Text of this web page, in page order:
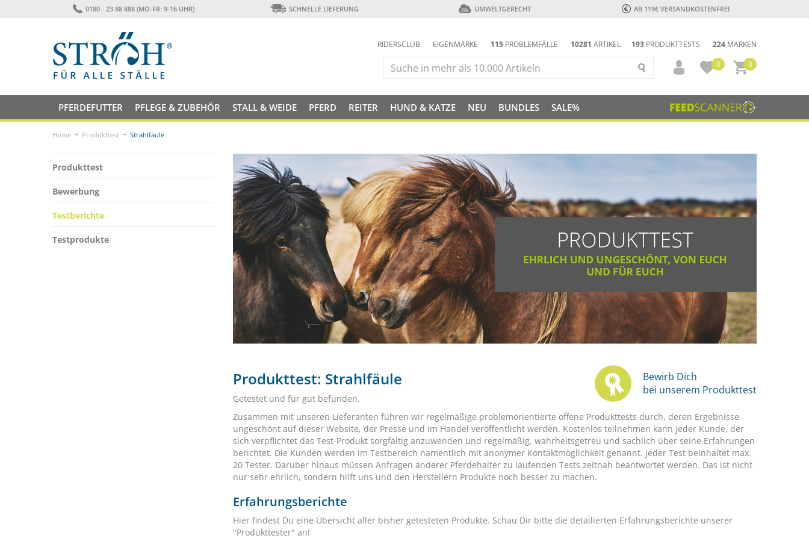
0180 - 23 88 888 (MO-FR: 9-16 UHR) SCHNELLE LIEFERUNG UMWELTGERECHT AB 119€ VERSANDKOSTENFREI
193 PRODUKTTESTS 224 MARKEN
RIDERSCLUB EIGENMARKE 115 PROBLEMFÄLLE 10281 ARTIKEL
0
0
PFERDEFUTTER PFLEGE & ZUBEHÖR STALL & WEIDE PFERD REITER HUND & KATZE NEU BUNDLES SALE%
Home Produkttest Strahlfäule
Produkttest
Bewerbung
Testberichte
Testprodukte
Produkttest: Strahlfäule
Getestet und für gut befunden.
Bewirb Dich
bei unserem Produkttest
Zusammen mit unseren Lieferanten führen wir regelmäßige problemorientierte offene Produkttests durch, deren Ergebnisse
ungeschönt auf dieser Website, der Presse und im Handel veröffentlicht werden. Kostenlos teilnehmen kann jeder Kunde, der
sich verpflichtet das Test-Produkt sorgfältig anzuwenden und regelmäßig, wahrheitsgetreu und sachlich über seine Erfahrungen
berichtet. Die Kunden werden im Testbereich namentlich mit anonymer Kontaktmöglichkeit genannt. Jeder Test beinhaltet max.
20 Tester. Darüber hinaus müssen Anfragen anderer Pferdehalter zu laufenden Tests zeitnah beantwortet werden. Das ist nicht
nur sehr ehrlich, sondern hilft uns und den Herstellern Produkte noch besser zu machen.
Erfahrungsberichte
Hier findest Du eine Übersicht aller bisher getesteten Produkte. Schau Dir bitte die detailierten Erfahrungsberichte unserer
"Produkttester" an!